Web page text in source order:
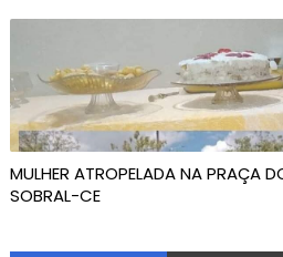
MULHER ATROPELADA NA PRAÇA
SOBRAL-CE